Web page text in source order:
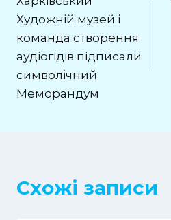
Художній музей і
команда створення
аудіогідів підписали
символічний
Меморандум
Схожі записи